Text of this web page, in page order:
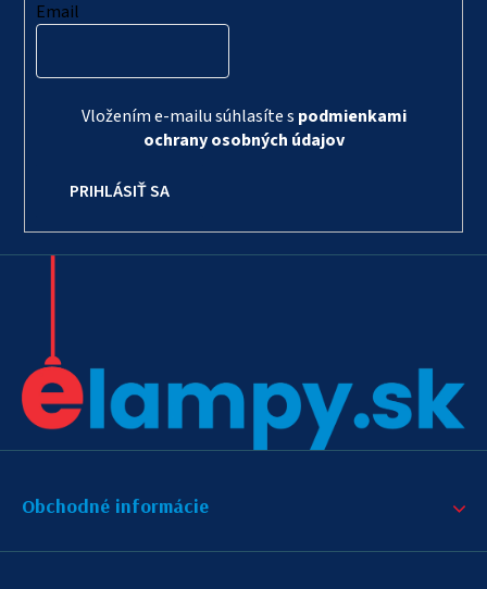
Email
Vložením e-mailu súhlasíte s podmienkami
ochrany osobných údajov
PRIHLÁSIŤ SA
Obchodné informácie